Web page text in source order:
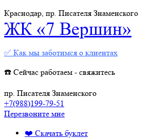
Краснодар, пр. Писателя Знаменского
ЖК «7 Вершин»
✅ Как мы заботимся о клиентах
☎️ Сейчас работаем - свяжитесь
пр. Писателя Знаменского
+7(988)199-79-51
Перезвоните мне
❤️ Скачать буклет